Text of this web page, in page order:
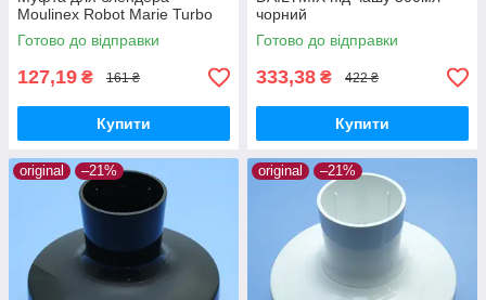
Moulinex Robot Marie Turbo
Готово до відправки
127,19 ₴ 161 ₴
Купити
чорний
Готово до відправки
333,38 ₴ 422 ₴
Купити
original –21% original –21%